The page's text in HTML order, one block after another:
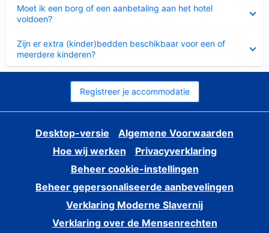
Moet ik een borg of een aanbetaling aan het hotel
voldoen?
Zijn er extra (kinder)bedden beschikbaar voor een of
meerdere kinderen?
Registreer je accommodatie
Desktop-versie
Algemene Voorwaarden
Hoe wij werken
Privacyverklaring
Beheer cookie-instellingen
Beheer gepersonaliseerde aanbevelingen
Verklaring Moderne Slavernij
Verklaring over de Mensenrechten